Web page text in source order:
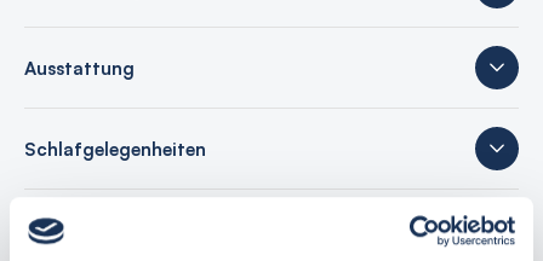
Ausstattung
Schlafgelegenheiten
41 Bewertungen